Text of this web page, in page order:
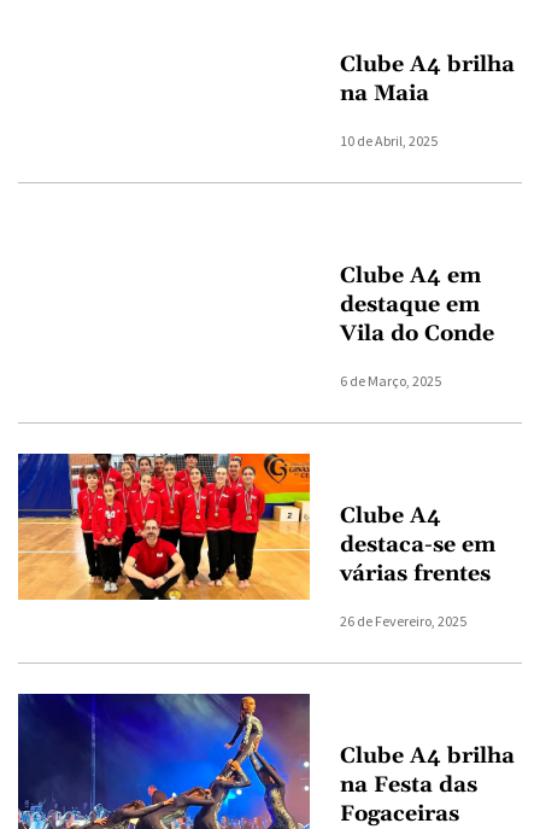
Clube A4 brilha
na Maia
10 de Abril, 2025
Clube A4 em
destaque em
Vila do Conde
6 de Março, 2025
Clube A4
destaca-se em
várias frentes
26 de Fevereiro, 2025
Clube A4 brilha
na Festa das
Fogaceiras